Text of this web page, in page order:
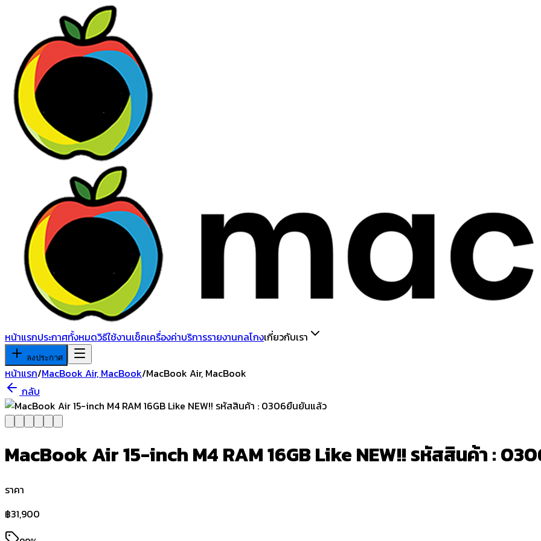
หน้าแรกประกาศทั้งหมดวิธีใช้งานเช็คเครื่องค่าบริการรายงานกลโกงเกี่ยวกับเรา
ลงประกาศ
หน้าแรก/MacBook Air, MacBook/MacBook Air, MacBook
กลับ
ยืนยันแล้ว
MacBook Air 15-inch M4 RAM 16GB Like NEW!! รหัสสินค้า :
ราคา
฿31,900